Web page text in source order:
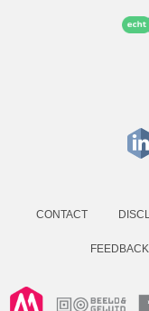
CONTACT